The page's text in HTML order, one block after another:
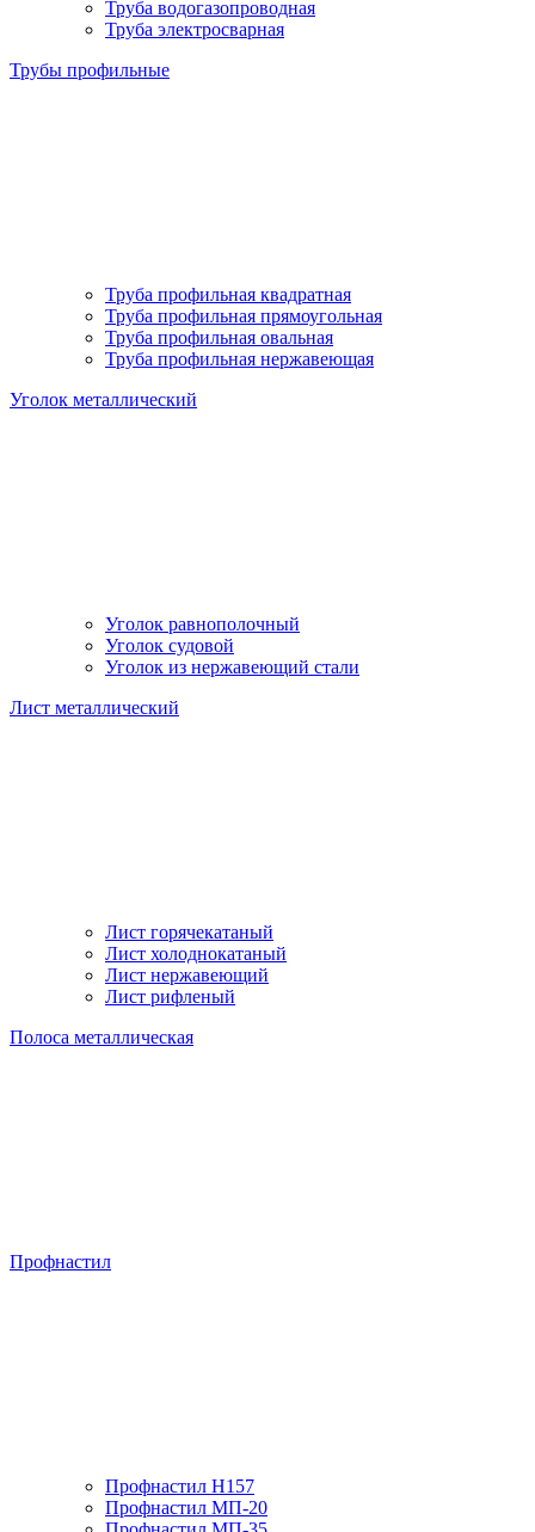
Труба водогазопроводная
Труба электросварная
Трубы профильные
Труба профильная квадратная
Труба профильная прямоугольная
Труба профильная овальная
Труба профильная нержавеющая
Уголок металлический
Уголок равнополочный
Уголок судовой
Уголок из нержавеющий стали
Лист металлический
Лист горячекатаный
Лист холоднокатаный
Лист нержавеющий
Лист рифленый
Полоса металлическая
Профнастил
Профнастил H157
Профнастил МП-20